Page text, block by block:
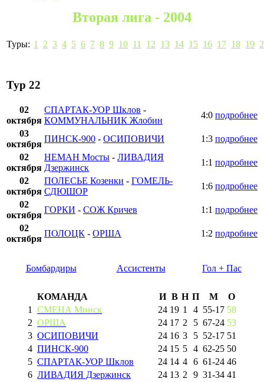
Вторая лига - 2004
Туры: 1 2 3 4 5 6 7 8 9 10 11 12 13 14 15 16 17 18 19
Тур 22
02
октября
СПАРТАК-УОР Шклов -
КОММУНАЛЬНИК Жлобин
4:0 подробнее
03
октября
ПИНСК-900 - ОСИПОВИЧИ 1:3 подробнее
02
октября
НЕМАН Мосты - ЛИВАДИЯ
Дзержинск
1:1 подробнее
02
октября
ПОЛЕСЬЕ Козенки - ГОМЕЛЬ-
СДЮШОР
1:6 подробнее
02
октября
ГОРКИ - СОЖ Кричев 1:1 подробнее
02
октября
ПОЛОЦК - ОРША 1:2 подробнее
Бомбардиры Ассистенты Гол + Пас
КОМАНДА И В Н П М
О
1
СМЕНА Минск 24 19 1 4 55-17 58
2 ОРША 24 17 2 5 67-24 53
3 ОСИПОВИЧИ 24 16 3 5 52-17 51
4 ПИНСК-900 24 15 5 4 62-25 50
5 СПАРТАК-УОР Шклов 24 14 4 6 61-24 46
6 ЛИВАДИЯ Дзержинск 24 13 2 9 31-34 41